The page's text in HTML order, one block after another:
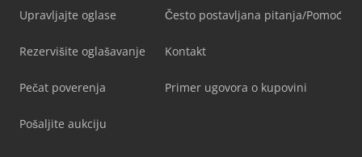
Upravljajte oglase
Rezervišite oglašavanje
Pečat poverenja
Pošaljite aukciju
Često postavljana pitanja/Pomoć
Kontakt
Primer ugovora o kupovini